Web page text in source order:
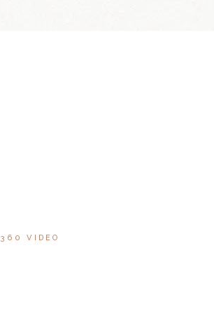
360 VIDEO